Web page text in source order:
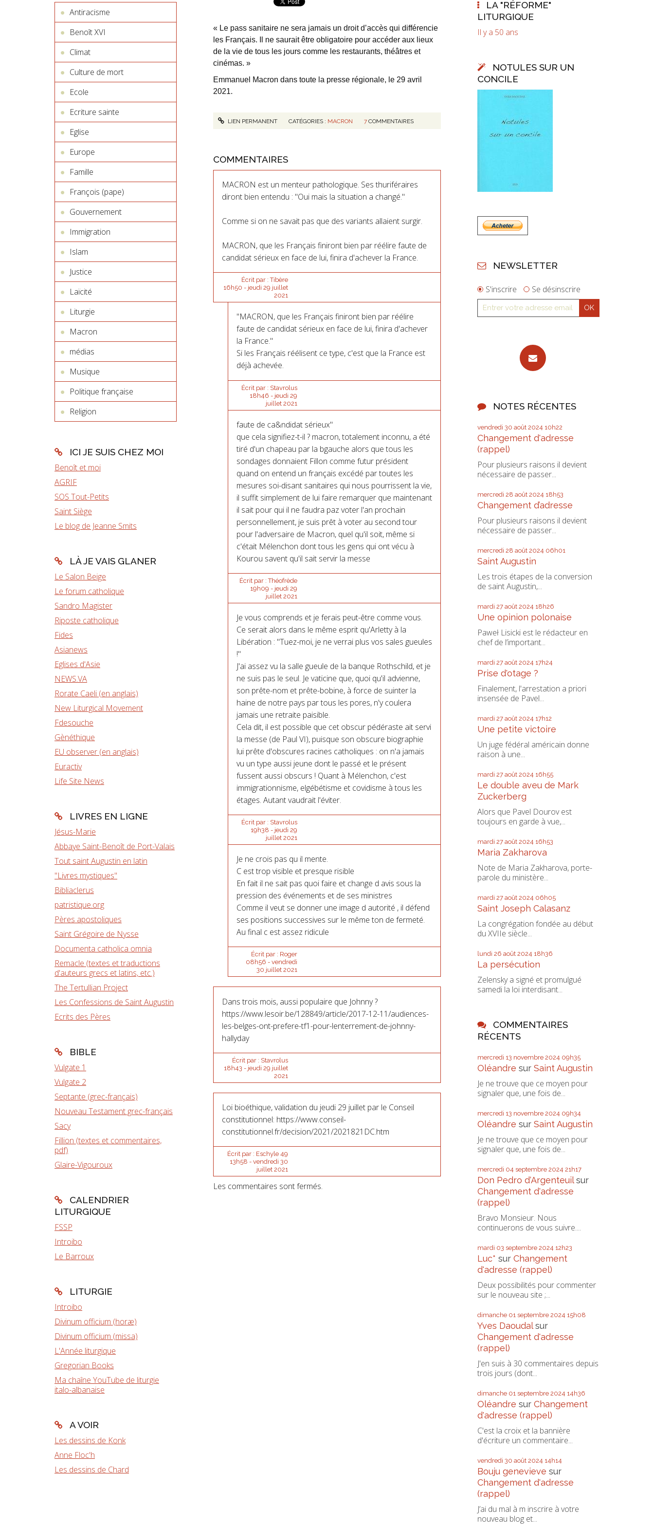
Antiracisme
Benoît XVI
Climat
Culture de mort
Ecole
Ecriture sainte
Eglise
Europe
Famille
François (pape)
Gouvernement
Immigration
Islam
Justice
Laïcité
Liturgie
Macron
médias
Musique
Politique française
Religion
ICI JE SUIS CHEZ MOI
Benoît et moi
AGRIF
SOS Tout-Petits
Saint Siège
Le blog de Jeanne Smits
LÀ JE VAIS GLANER
Le Salon Beige
Le forum catholique
Sandro Magister
Riposte catholique
Fides
Asianews
Eglises d'Asie
NEWS.VA
Rorate Caeli (en anglais)
New Liturgical Movement
Fdesouche
Gènéthique
EU observer (en anglais)
Euractiv
Life Site News
LIVRES EN LIGNE
Jésus-Marie
Abbaye Saint-Benoît de Port-Valais
Tout saint Augustin en latin
"Livres mystiques"
Bibliaclerus
patristique.org
Pères apostoliques
Saint Grégoire de Nysse
Documenta catholica omnia
Remacle (textes et traductions
d'auteurs grecs et latins, etc.)
The Tertullian Project
Les Confessions de Saint Augustin
Ecrits des Pères
BIBLE
Vulgate 1
Vulgate 2
Septante (grec-français)
Nouveau Testament grec-français
Sacy
Fillion (textes et commentaires,
pdf)
Glaire-Vigouroux
CALENDRIER
LITURGIQUE
FSSP
Introibo
Le Barroux
LITURGIE
Introibo
Divinum officium (horæ)
Divinum officium (missa)
L'Année liturgique
Gregorian Books
Ma chaîne YouTube de liturgie
italo-albanaise
A VOIR
Les dessins de Konk
Anne Floc'h
Les dessins de Chard
« Le pass sanitaire ne sera jamais un droit d’accès qui différencie
les Français. Il ne saurait être obligatoire pour accéder aux lieux
de la vie de tous les jours comme les restaurants, théâtres et
cinémas. »
Emmanuel Macron dans toute la presse régionale, le 29 avril
2021.
LIEN PERMANENT CATÉGORIES : MACRON 7 COMMENTAIRES
COMMENTAIRES
MACRON est un menteur pathologique. Ses thuriféraires
diront bien entendu : "Oui mais la situation a changé."
Comme si on ne savait pas que des variants allaient surgir.
MACRON, que les Français finiront bien par réélire faute de
candidat sérieux en face de lui, finira d'achever la France.
Écrit par :Tibère
16h50 - jeudi 29 juillet
2021
"MACRON, que les Français finiront bien par réélire
faute de candidat sérieux en face de lui, finira d'achever
la France."
Si les Français réélisent ce type, c'est que la France est
déjà achevée.
Écrit par : Stavrolus
18h46 - jeudi 29
juillet 2021
faute de ca&ndidat sérieux"
que cela signifiez-t-il ? macron, totalement inconnu, a été
tiré d'un chapeau par la bgauche alors que tous les
sondages donnaient Fillon comme futur président
quand on entend un français excédé par toutes les
mesures soi-disant sanitaires qui nous pourrissent la vie,
il suffit simplement de lui faire remarquer que maintenant
il sait pour qui il ne faudra paz voter l'an prochain
personnellement, je suis prêt à voter au second tour
pour l'adversaire de Macron, quel qu'il soit, même si
c'était Mélenchon dont tous les gens qui ont vécu à
Kourou savent qu'il sait servir la messe
Écrit par :Théofrède
19h09 - jeudi 29
juillet 2021
Je vous comprends et je ferais peut-être comme vous.
Ce serait alors dans le même esprit qu'Arletty à la
Libération : "Tuez-moi, je ne verrai plus vos sales gueules
!"
J'ai assez vu la salle gueule de la banque Rothschild, et je
ne suis pas le seul. Je vaticine que, quoi qu'il advienne,
son prête-nom et prête-bobine, à force de suinter la
haine de notre pays par tous les pores, n'y coulera
jamais une retraite paisible.
Cela dit, il est possible que cet obscur pédéraste ait servi
la messe (de Paul VI), puisque son obscure biographie
lui prête d'obscures racines catholiques : on n'a jamais
vu un type aussi jeune dont le passé et le présent
fussent aussi obscurs ! Quant à Mélenchon, c'est
immigrationnisme, elgébétisme et covidisme à tous les
étages. Autant vaudrait l'éviter.
Écrit par : Stavrolus
19h38 - jeudi 29
juillet 2021
Je ne crois pas qu il mente.
C est trop visible et presque risible
En fait il ne sait pas quoi faire et change d avis sous la
pression des événements et de ses ministres
Comme il veut se donner une image d autorité , il défend
ses positions successives sur le même ton de fermeté.
Au final c est assez ridicule
Écrit par : Roger
08h56 - vendredi
30 juillet 2021
Dans trois mois, aussi populaire que Johnny ?
https://www.lesoir.be/128849/article/2017-12-11/audiences-
les-belges-ont-prefere-tf1-pour-lenterrement-de-johnny-
hallyday
Écrit par : Stavrolus
18h43 - jeudi 29 juillet
2021
Loi bioéthique, validation du jeudi 29 juillet par le Conseil
constitutionnel: https://www.conseil-
constitutionnel.fr/decision/2021/2021821DC.htm
Écrit par : Eschyle 49
13h58 - vendredi 30
juillet 2021
Les commentaires sont fermés.
LA "RÉFORME"
LITURGIQUE
Il y a 50 ans
NOTULES SUR UN
CONCILE
NEWSLETTER
S'inscrire Se désinscrire
NOTES RÉCENTES
vendredi 30 août 2024 10h22
Changement d'adresse
(rappel)
Pour plusieurs raisons il devient
nécessaire de passer...
mercredi 28 août 2024 18h53
Changement d’adresse
Pour plusieurs raisons il devient
nécessaire de passer...
mercredi 28 août 2024 06h01
Saint Augustin
Les trois étapes de la conversion
de saint Augustin,...
mardi 27 août 2024 18h26
Une opinion polonaise
Paweł Lisicki est le rédacteur en
chef de l’important...
mardi 27 août 2024 17h24
Prise d'otage ?
Finalement, l'arrestation a priori
insensée de Pavel...
mardi 27 août 2024 17h12
Une petite victoire
Un juge fédéral américain donne
raison à une...
mardi 27 août 2024 16h55
Le double aveu de Mark
Zuckerberg
Alors que Pavel Dourov est
toujours en garde à vue,...
mardi 27 août 2024 16h53
Maria Zakharova
Note de Maria Zakharova, porte-
parole du ministère...
mardi 27 août 2024 06h05
Saint Joseph Calasanz
La congrégation fondée au début
du XVIIe siècle...
lundi 26 août 2024 18h36
La persécution
Zelensky a signé et promulgué
samedi la loi interdisant...
COMMENTAIRES
RÉCENTS
mercredi 13 novembre 2024 09h35
Oléandre sur Saint Augustin
Je ne trouve que ce moyen pour
signaler que, une fois de...
mercredi 13 novembre 2024 09h34
Oléandre sur Saint Augustin
Je ne trouve que ce moyen pour
signaler que, une fois de...
mercredi 04 septembre 2024 21h17
Don Pedro d‘Argenteuilsur
Changement d'adresse
(rappel)
Bravo Monsieur. Nous
continuerons de vous suivre....
mardi 03 septembre 2024 12h23
Luc* sur Changement
d'adresse (rappel)
Deux possibilités pour commenter
sur le nouveau site ;...
dimanche 01 septembre 2024 15h08
Yves Daoudalsur
Changement d'adresse
(rappel)
J'en suis à 30 commentaires depuis
trois jours (dont...
dimanche 01 septembre 2024 14h36
Oléandre sur Changement
d'adresse (rappel)
C'est la croix et la bannière
d'écriture un commentaire...
vendredi 30 août 2024 14h14
Bouju genevieve sur
Changement d'adresse
(rappel)
J’ai du mal à m inscrire à votre
nouveau blog et...